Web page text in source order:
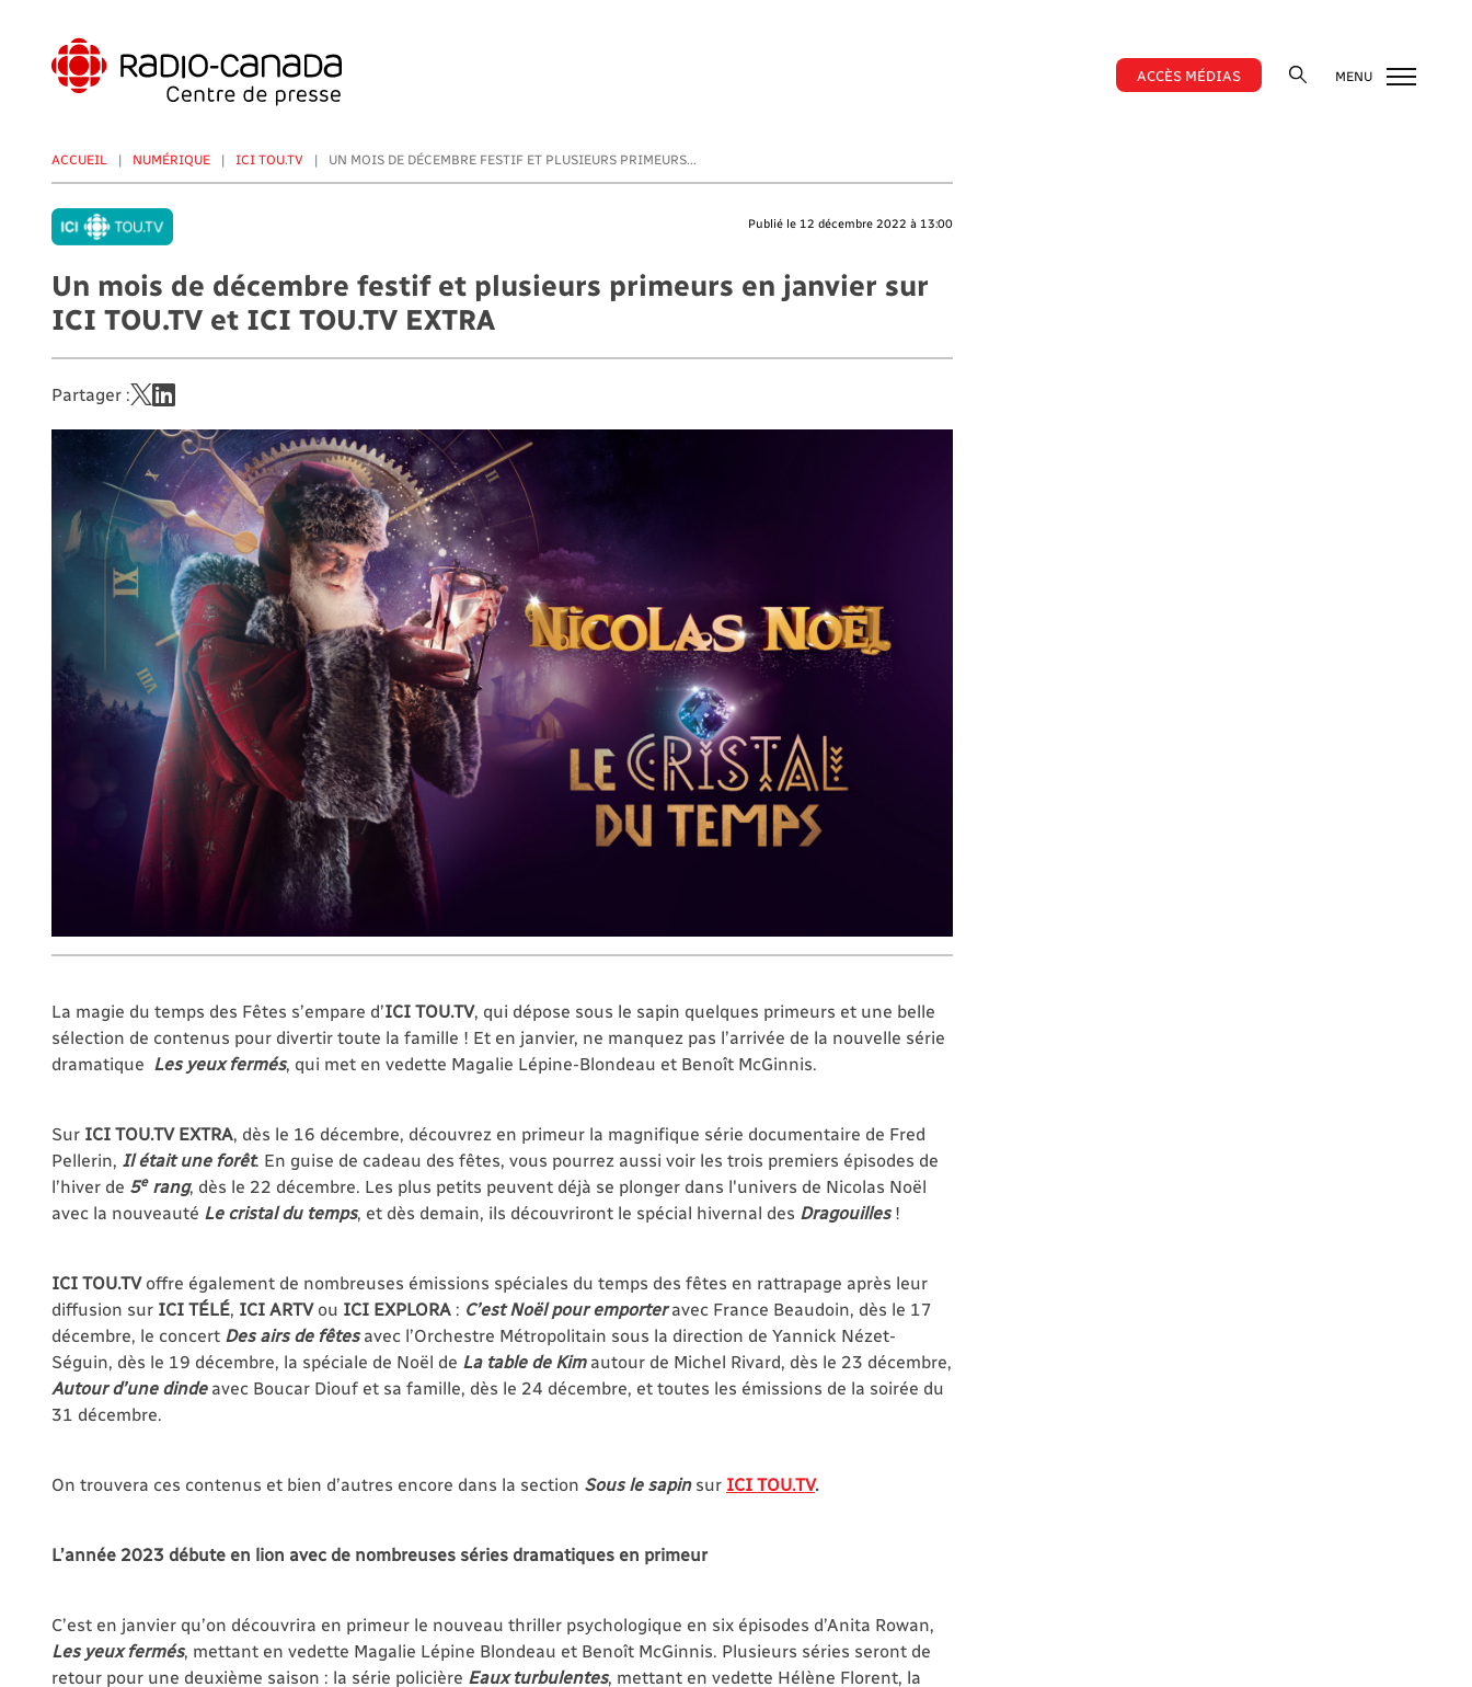
contenu
principal
ACCÈS MÉDIAS MENU
ACCUEIL NUMÉRIQUE ICI TOU.TV UN MOIS DE DÉCEMBRE FESTIF ET PLUSIEURS PRIMEURS...
Publié le 12 décembre 2022 à 13:00
Un mois de décembre festif et plusieurs primeurs en janvier sur
ICI TOU.TV et ICI TOU.TV EXTRA
Partager :
La magie du temps des Fêtes s’empare d’ICI TOU.TV, qui dépose sous le sapin quelques primeurs et une belle
sélection de contenus pour divertir toute la famille ! Et en janvier, ne manquez pas l’arrivée de la nouvelle série
dramatique Les yeux fermés, qui met en vedette Magalie Lépine-Blondeau et Benoît McGinnis.
Sur ICI TOU.TV EXTRA, dès le 16 décembre, découvrez en primeur la magnifique série documentaire de Fred
Pellerin, Il était une forêt. En guise de cadeau des fêtes, vous pourrez aussi voir les trois premiers épisodes de
l’hiver de 5erang, dès le 22 décembre. Les plus petits peuvent déjà se plonger dans l'univers de Nicolas Noël
avec la nouveauté Le cristal du temps, et dès demain, ils découvriront le spécial hivernal des Dragouilles!
ICI TOU.TVoffre également de nombreuses émissions spéciales du temps des fêtes en rattrapage après leur
diffusion sur ICI TÉLÉ, ICI ARTV ou ICI EXPLORA : C’est Noël pour emporteravec France Beaudoin, dès le 17
décembre, le concert Des airs de fêtesavec l’Orchestre Métropolitain sous la direction de Yannick Nézet-
Séguin, dès le 19 décembre, la spéciale de Noël de La table de Kimautour de Michel Rivard, dès le 23 décembre,
Autour d’une dindeavec Boucar Diouf et sa famille, dès le 24 décembre, et toutes les émissions de la soirée du
31 décembre.
On trouvera ces contenus et bien d’autres encore dans la section Sous le sapinsur ICI TOU.TV.
L’année 2023 débute en lion avec de nombreuses séries dramatiques en primeur
C’est en janvier qu’on découvrira en primeur le nouveau thriller psychologique en six épisodes d’Anita Rowan,
Les yeux fermés, mettant en vedette Magalie Lépine Blondeau et Benoît McGinnis. Plusieurs séries seront de
retour pour une deuxième saison : la série policière Eaux turbulentes, mettant en vedette Hélène Florent, la